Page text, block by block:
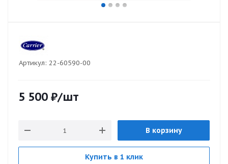
Артикул: 22-60590-00
5 500 ₽/шт
В корзину
Купить в 1 клик